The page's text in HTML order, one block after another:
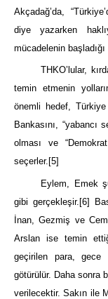
Akçadağ’da,
diye yazarken
mücadelenin başladığı
THKO’lular,
temin etmenin
önemli hedef,
Bankasını,
olması ve
seçerler. [5]
Eylem, Emek
gibi gerçekleşir. [6]
İnan, Gezmiş ve
Arslan ise temin
geçirilen para, gece
götürülür. Daha sonra
verilecektir. Sakın ile